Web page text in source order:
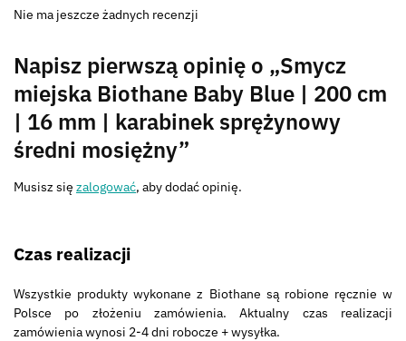
Nie ma jeszcze żadnych recenzji
Napisz pierwszą opinię o „Smycz
miejska Biothane Baby Blue | 200 cm
| 16 mm | karabinek sprężynowy
średni mosiężny”
Musisz się zalogować, aby dodać opinię.
Czas realizacji
Wszystkie produkty wykonane z Biothane są robione ręcznie w
Polsce po złożeniu zamówienia. Aktualny czas realizacji
zamówienia wynosi 2-4 dni robocze + wysyłka.